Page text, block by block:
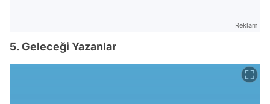
Reklam
5. Geleceği Yazanlar